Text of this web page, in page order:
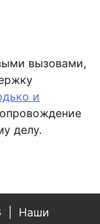
вызовами,
и
делу.
| Наши